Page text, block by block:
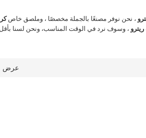
، نحن نوفر مصنعًا بالجملة مخصصًا ، وملصق خاص
، وسوف نرد في الوقت المناسب، ونحن لسنا
عرض